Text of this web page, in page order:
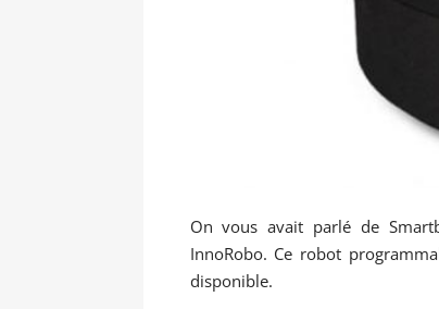
On vous avait parlé de
InnoRobo. Ce robot
disponible.